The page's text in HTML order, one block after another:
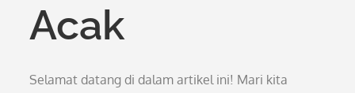
Acak
Selamat datang di dalam artikel ini! Mari kita